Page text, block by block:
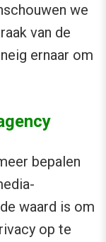
we
van de
ernaar om
bepalen
waard is om
op te